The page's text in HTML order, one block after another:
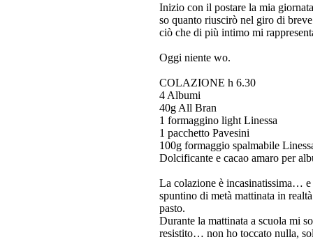
Inizio con il postare la mia
so quanto riuscirò nel giro di
ciò che di più intimo mi
Oggi niente wo.
COLAZIONE h 6.30
4 Albumi
40g All Bran
1 formaggino light Linessa
1 pacchetto Pavesini
100g formaggio spalmabile
Dolcificante e cacao amaro per
La colazione è incasinatissima… e
spuntino di metà mattinata in
pasto.
Durante la mattinata a scuola mi
resistito… non ho toccato nulla,